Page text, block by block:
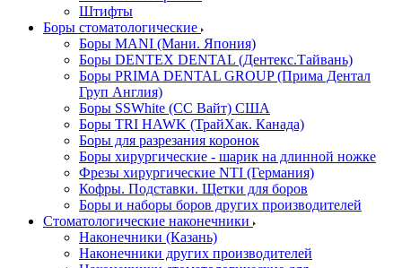
Штифты
Боры стоматологические
Боры MANI (Мани. Япония)
Боры DENTEX DENTAL (Дентекс.Тайвань)
Боры PRIMA DENTAL GROUP (Прима Дентал
Груп Англия)
Боры SSWhite (СС Вайт) США
Боры TRI HAWK (ТрайХак. Канада)
Боры для разрезания коронок
Боры хирургические - шарик на длинной ножке
Фрезы хирургические NTI (Германия)
Кофры. Подставки. Щетки для боров
Боры и наборы боров других производителей
Стоматологические наконечники
Наконечники (Казань)
Наконечники других производителей